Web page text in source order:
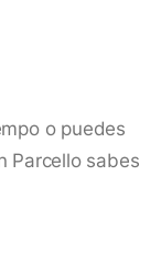
o puedes
Parcello sabes